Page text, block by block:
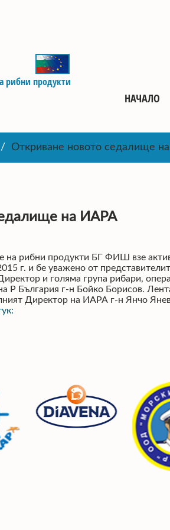
рибни продукти
НАЧАЛО
Откриване новото седалище
на ИАРА
на рибни продукти БГ ФИШ взе
г. и бе уважено от
и голяма група рибари,
Р България г-н Бойко Борисов.
Директор на ИАРА г-н Янчо